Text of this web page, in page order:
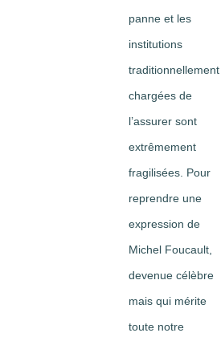
panne et les
institutions
traditionnellement
chargées de
l’assurer sont
extrêmement
fragilisées. Pour
reprendre une
expression de
Michel Foucault,
devenue célèbre
mais qui mérite
toute notre